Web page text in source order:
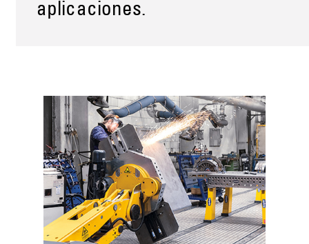
aplicaciones.